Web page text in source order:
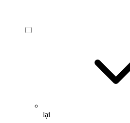
lại